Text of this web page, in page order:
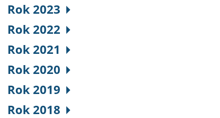
Rok 2023
Rok 2022
Rok 2021
Rok 2020
Rok 2019
Rok 2018